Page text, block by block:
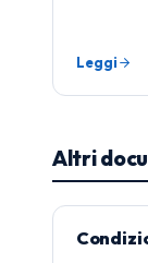
Leggi
Altri